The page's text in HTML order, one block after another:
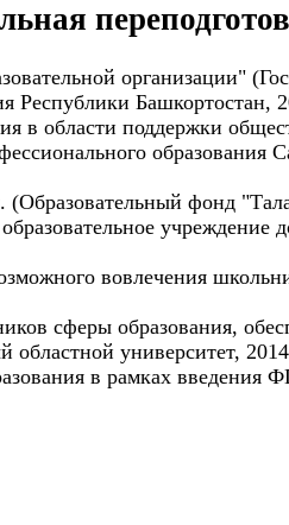
организации"
Республики Башкортостан,
в области поддержки
образования
фонд
учреждение
вовлечения
сферы образования,
университет,
в рамках